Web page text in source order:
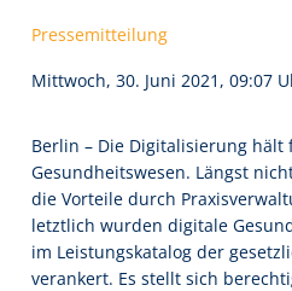
Pressemitteilung
Mittwoch, 30. Juni 2021, 09:07
Berlin – Die Digitalisierung
Gesundheitswesen. Längst
die Vorteile durch
letztlich wurden digitale
im Leistungskatalog der
verankert. Es stellt sich